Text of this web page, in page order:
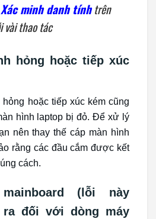
Xác minh danh tínhtrên
vài thao tác
hỏng hoặc tiếp xúc
hoặc tiếp xúc kém cũng
hình laptop bị đỏ. Để xử lý
nên thay thế cáp màn hình
rằng các đầu cắm được kết
cách.
(lỗi này
đối với dòng máy